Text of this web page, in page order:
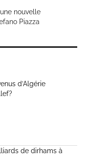
nouvelle
Piazza
d’Algérie
de dirhams à